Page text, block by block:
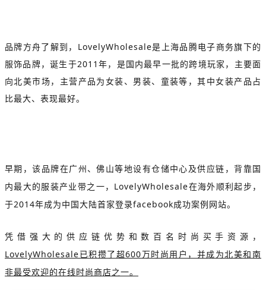
品牌方舟了解到，LovelyWholesale是上海品腾电子商务旗下的
服饰品牌，诞生于2011年，是国内最早一批的跨境玩家，主要面
向北美市场，主营产品为女装、男装、童装等，其中女装产品占
比最大、表现最好。
早期，该品牌在广州、佛山等地设有仓储中心及供应链，背靠国
内最大的服装产业带之一，LovelyWholesale在海外顺利起步，
于2014年成为中国大陆首家登录facebook成功案例网站。
凭借强大的供应链优势和数百名时尚买手资源，
LovelyWholesale已积攒了超600万时尚用户，并成为北美和南
非最受欢迎的在线时尚商店之一。